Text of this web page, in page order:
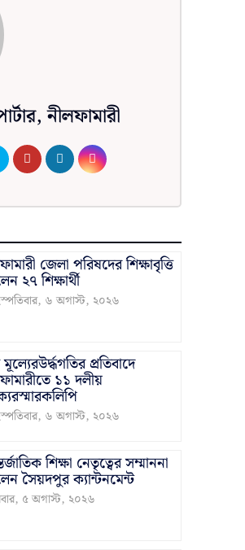
নীলফামারী
জেলা পরিষদের শিক্ষাবৃত্তি
২৭ শিক্ষার্থী
৬ অগাস্ট, ২০২৬
মূল্যেরউর্দ্ধগতির প্রতিবাদে
১১ দলীয়
৬ অগাস্ট, ২০২৬
শিক্ষা নেতৃত্বের সম্মাননা
সৈয়দপুর ক্যান্টনমেন্ট
৫ অগাস্ট, ২০২৬